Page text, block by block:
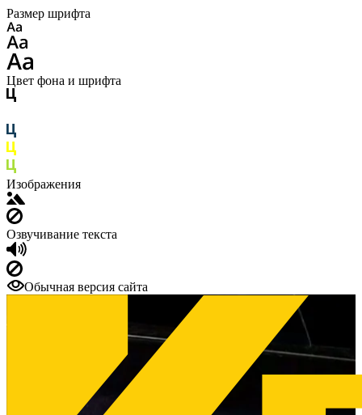
Размер шрифта
Цвет фона и шрифта
Изображения
Озвучивание текста
Обычная версия сайта